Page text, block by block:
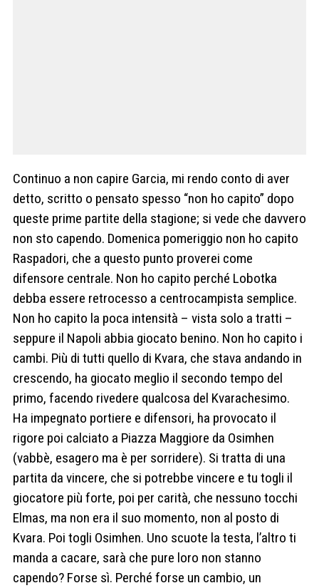
Continuo a non capire Garcia, mi rendo conto di aver
detto, scritto o pensato spesso “non ho capito” dopo
queste prime partite della stagione; si vede che davvero
non sto capendo. Domenica pomeriggio non ho capito
Raspadori, che a questo punto proverei come
difensore centrale. Non ho capito perché Lobotka
debba essere retrocesso a centrocampista semplice.
Non ho capito la poca intensità – vista solo a tratti –
seppure il Napoli abbia giocato benino. Non ho capito i
cambi. Più di tutti quello di Kvara, che stava andando in
crescendo, ha giocato meglio il secondo tempo del
primo, facendo rivedere qualcosa del Kvarachesimo.
Ha impegnato portiere e difensori, ha provocato il
rigore poi calciato a Piazza Maggiore da Osimhen
(vabbè, esagero ma è per sorridere). Si tratta di una
partita da vincere, che si potrebbe vincere e tu togli il
giocatore più forte, poi per carità, che nessuno tocchi
Elmas, ma non era il suo momento, non al posto di
Kvara. Poi togli Osimhen. Uno scuote la testa, l’altro ti
manda a cacare, sarà che pure loro non stanno
capendo? Forse sì. Perché forse un cambio, un